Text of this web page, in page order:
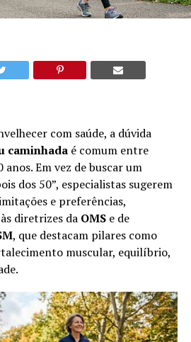
com saúde, a dúvida
caminhadaé comum entre
Em vez de buscar um
dos 50”, especialistas sugerem
e preferências,
diretrizes da OMSe de
, que destacam pilares como
muscular, equilíbrio,